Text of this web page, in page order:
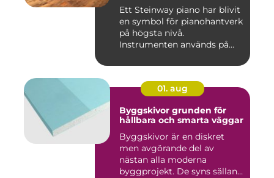
Ett Steinway piano har blivit
en symbol för pianohantverk
på högsta nivå.
Instrumenten används på
01. aug
Byggskivor grunden för
hållbara och smarta väggar
Byggskivor är en diskret
men avgörande del av
nästan alla moderna
byggprojekt. De syns sällan